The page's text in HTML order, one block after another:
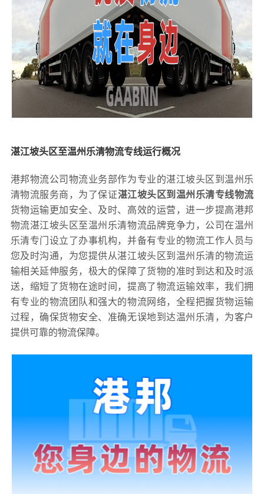
湛江坡头区至温州乐清物流专线运行概况
港邦物流公司物流业务部作为专业的湛江坡头区到温州乐
清物流服务商，为了保证湛江坡头区到温州乐清专线物流
货物运输更加安全、及时、高效的运营，进一步提高港邦
物流湛江坡头区至温州乐清物流品牌竞争力，公司在温州
乐清专门设立了办事机构，并备有专业的物流工作人员与
您及时沟通，为您提供从湛江坡头区到温州乐清的物流运
输相关延伸服务，极大的保障了货物的准时到达和及时派
送，缩短了货物在途时间，提高了物流运输效率，我们拥
有专业的物流团队和强大的物流网络，全程把握货物运输
过程，确保货物安全、准确无误地到达温州乐清，为客户
提供可靠的物流保障。